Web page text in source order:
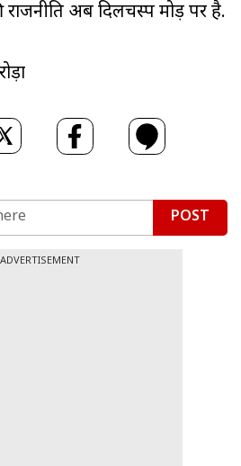
अब दिलचस्प मोड़ पर है.
POST
ADVERTISEMENT